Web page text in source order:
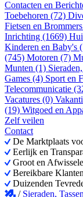
Contacten en
Toebehoren (72)
Fietsen en
Inrichting (1669)
Kinderen en Baby's
(745) Motoren (7)
Munten (1)
Games (4) Sport en
Telecommunicatie
Vacatures (0)
(19) Witgoed en
Zelf veilen
Contact
De Marktplaats
Eerlijk en
Groot en
Bereikbare
Duizenden
/ Sieraden,